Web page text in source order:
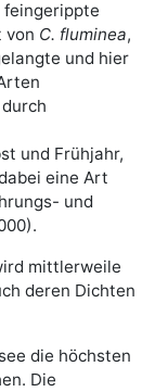
feingerippte
von C. fluminea,
und hier
und Frühjahr,
eine Art
und
mittlerweile
deren Dichten
die höchsten
Die